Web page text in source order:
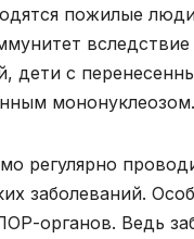
пожилые
вследствие
дети с
мононуклеозом.
регулярно
заболеваний.
органов. Ведь